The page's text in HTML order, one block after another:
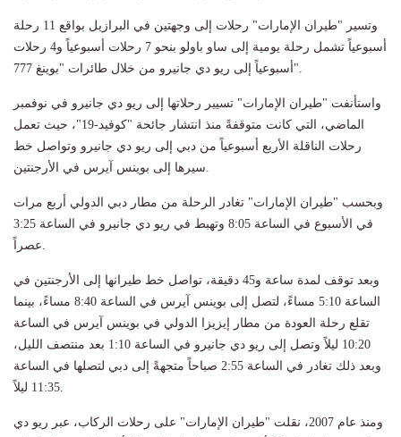
وتسير "طيران الإمارات" رحلات إلى وجهتين في البرازيل بواقع 11 رحلة
أسبوعياً تشمل رحلة يومية إلى ساو باولو بنحو 7 رحلات أسبوعياً و4 رحلات
أسبوعياً إلى ريو دي جانيرو من خلال طائرات "بوينغ 777".
واستأنفت "طيران الإمارات" تسيير رحلاتها إلى ريو دي جانيرو في نوفمبر
الماضي، التي كانت متوقفةً منذ انتشار جائحة "كوفيد-19"، حيث تعمل
رحلات الناقلة الأربع أسبوعياً من دبي إلى ريو دي جانيرو وتواصل خط
سيرها إلى بوينس آيرس في الأرجنتين.
وبحسب "طيران الإمارات" تغادر الرحلة من مطار دبي الدولي أربع مرات
في الأسبوع في الساعة 8:05 وتهبط في ريو دي جانيرو في الساعة 3:25
عصراً.
وبعد توقف لمدة ساعة و45 دقيقة، تواصل خط طيرانها إلى الأرجنتين في
الساعة 5:10 مساءً، لتصل إلى بوينس آيرس في الساعة 8:40 مساءً، بينما
تقلع رحلة العودة من مطار إيزيزا الدولي في بوينس آيرس في الساعة
10:20 ليلاً وتصل إلى ريو دي جانيرو في الساعة 1:10 بعد منتصف الليل،
وبعد ذلك تغادر في الساعة 2:55 صباحاً متجهةً إلى دبي لتصلها في الساعة
11:35 ليلاً.
ومنذ عام 2007، نقلت "طيران الإمارات" على رحلات الركاب، عبر ريو دي